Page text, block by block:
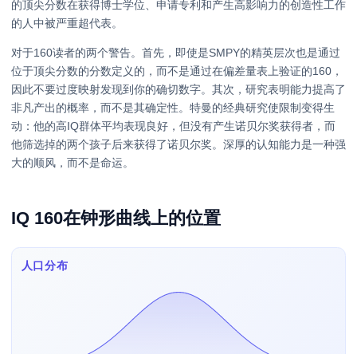
的顶尖分数在获得博士学位、申请专利和产生高影响力的创造性工作
的人中被严重超代表。
对于160读者的两个警告。首先，即使是SMPY的精英层次也是通过
位于顶尖分数的分数定义的，而不是通过在偏差量表上验证的160，
因此不要过度映射发现到你的确切数字。其次，研究表明能力提高了
非凡产出的概率，而不是其确定性。特曼的经典研究使限制变得生
动：他的高IQ群体平均表现良好，但没有产生诺贝尔奖获得者，而
他筛选掉的两个孩子后来获得了诺贝尔奖。深厚的认知能力是一种强
大的顺风，而不是命运。
IQ 160在钟形曲线上的位置
人口分布